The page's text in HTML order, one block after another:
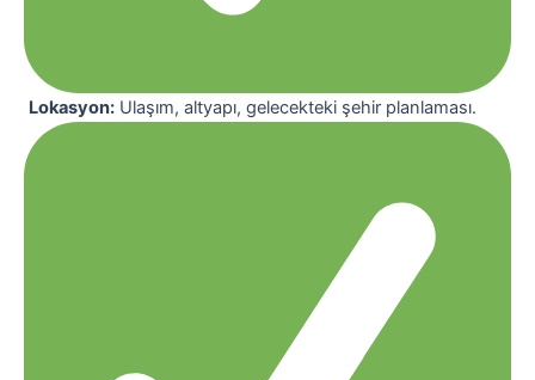
Lokasyon: Ulaşım, altyapı, gelecekteki şehir planlaması.